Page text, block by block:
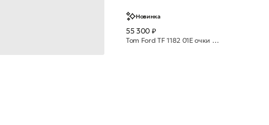
Новинка
55 300 ₽
Tom Ford TF 1182 01E очки с/з